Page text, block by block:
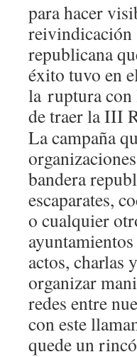
para hacer
reivindicación
republicana
éxito tuvo en
la ruptura con
de traer la III
La campaña
bandera
escaparates,
o cualquier
actos, charlas
organizar
redes entre
con este
quede un